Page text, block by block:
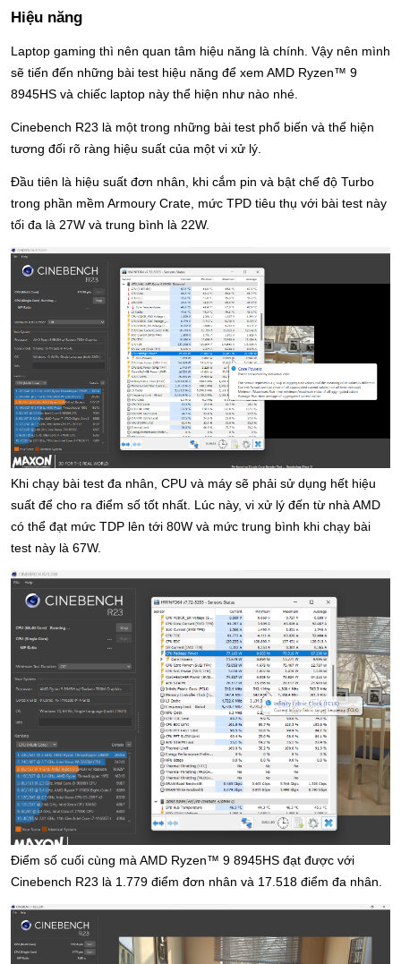
Hiệu năng
Laptop gaming thì nên quan tâm hiệu năng là chính. Vậy nên mình
sẽ tiến đến những bài test hiệu năng để xem AMD Ryzen™ 9
8945HS và chiếc laptop này thể hiện như nào nhé.
Cinebench R23 là một trong những bài test phổ biến và thể hiện
tương đối rõ ràng hiệu suất của một vi xử lý.
Đầu tiên là hiệu suất đơn nhân, khi cắm pin và bật chế độ Turbo
trong phần mềm Armoury Crate, mức TPD tiêu thụ với bài test này
tối đa là 27W và trung bình là 22W.
Khi chạy bài test đa nhân, CPU và máy sẽ phải sử dụng hết hiệu
suất để cho ra điểm số tốt nhất. Lúc này, vi xử lý đến từ nhà AMD
có thể đạt mức TDP lên tới 80W và mức trung bình khi chạy bài
test này là 67W.
Điểm số cuối cùng mà AMD Ryzen™ 9 8945HS đạt được với
Cinebench R23 là 1.779 điểm đơn nhân và 17.518 điểm đa nhân.